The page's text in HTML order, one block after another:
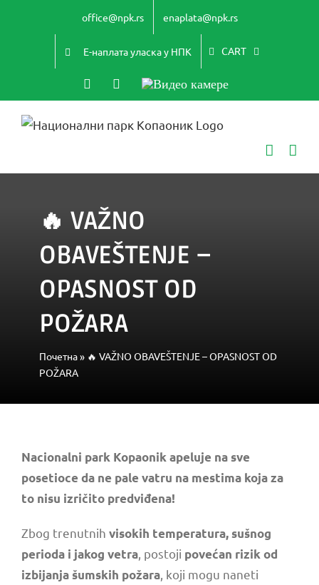
office@npk.rs enaplata@npk.rs
Е-наплата уласка у НПК CART
InstagramYouTube
Видео
🔥 VAŽNO
OBAVEŠTENJE –
OPASNOST OD
POŽARA
Почетна» 🔥 VAŽNO OBAVEŠTENJE – OPASNOST OD
POŽARA
Nacionalni park Kopaonik apeluje na sve
posetioce da ne pale vatru na mestima koja za
to nisu izričito predviđena!
Zbog trenutnih visokih temperatura, sušnog
perioda i jakog vetra , postoji povećan rizik od
izbijanja šumskih požara , koji mogu naneti